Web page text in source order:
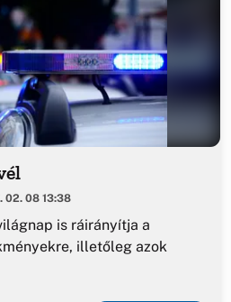
02. 08 13:38
is ráirányítja a
illetőleg azok